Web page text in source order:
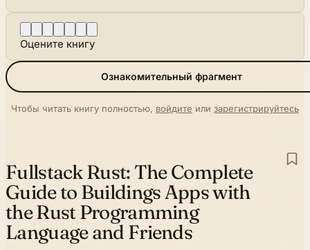
Оцените книгу
Ознакомительный фрагмент
Чтобы читать книгу полностью, войдите или зарегистрируйтесь
Fullstack Rust: The Complete
Guide to Buildings Apps with
the Rust Programming
Language and Friends